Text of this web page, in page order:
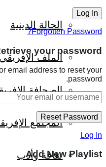
الحالة الدينية
الملف
الصحافة
المجتمع
ثقافة وأدب
Forgotten Password?
your password
email address to reset your
password.
Log In
Add New Playlist